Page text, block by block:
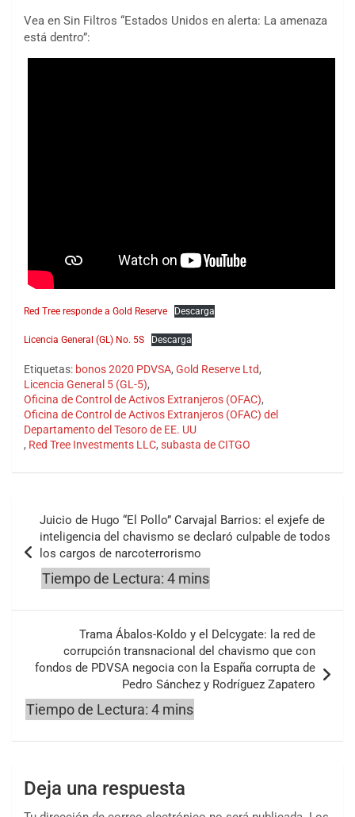
Vea en Sin Filtros “Estados Unidos en alerta: La amenaza
está dentro”:
Red Tree responde a Gold Reserve Descarga
Licencia General (GL) No. 5S Descarga
Etiquetas: bonos 2020 PDVSA, Gold Reserve Ltd,
Licencia General 5 (GL-5),
Oficina de Control de Activos Extranjeros (OFAC),
Oficina de Control de Activos Extranjeros (OFAC) del
Departamento del Tesoro de EE. UU
, Red Tree Investments LLC, subasta de CITGO
entradas
Juicio de Hugo “El Pollo” Carvajal Barrios: el exjefe de
inteligencia del chavismo se declaró culpable de todos
los cargos de narcoterrorismo
Trama Ábalos-Koldo y el Delcygate: la red de
corrupción transnacional del chavismo que con
fondos de PDVSA negocia con la España corrupta de
Pedro Sánchez y Rodríguez Zapatero
Deja una respuesta